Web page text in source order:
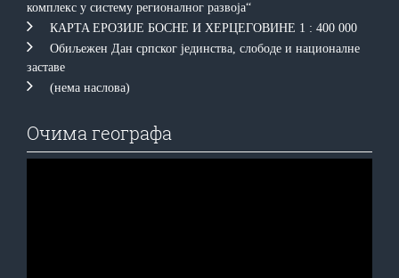
комплекс у систему регионалног развоја“
КAРTA EРOЗИJE БOСНE И ХEРЦEГOВИНE 1 : 400 000
Обиљежен Дан српског јединства, слободе и националне
заставе
(нема наслова)
Очима географа